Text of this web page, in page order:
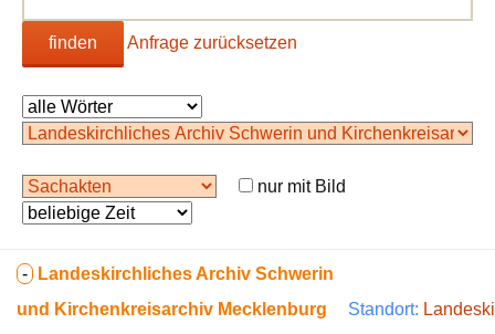
finden Anfrage zurücksetzen
nur mit Bild
- Landeskirchliches Archiv Schwerin
und Kirchenkreisarchiv Mecklenburg
Standort: